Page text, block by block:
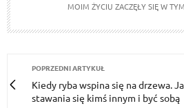
MOIM ŻYCIU ZACZĘŁY SIĘ W
POPRZEDNI ARTYKUŁ
Kiedy ryba wspina się na drzewa.
stawania się kimś innym i być sobą